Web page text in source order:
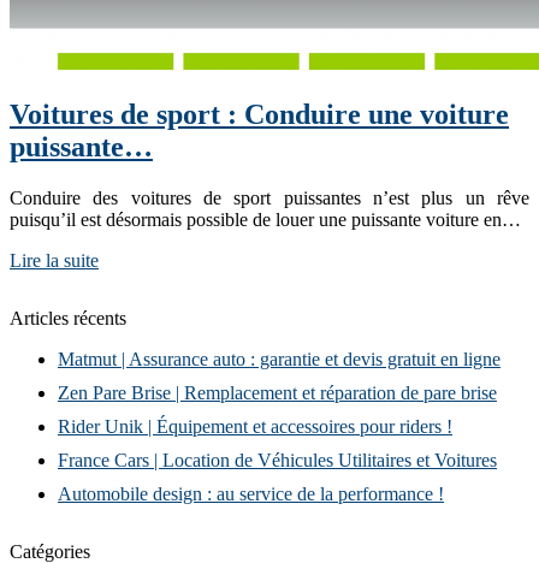
Voitures de sport : Conduire une voiture
puissante…
Conduire des voitures de sport puissantes n’est plus un rêve
puisqu’il est désormais possible de louer une puissante voiture en…
Lire la suite
Articles récents
Matmut | Assurance auto : garantie et devis gratuit en ligne
Zen Pare Brise | Remplacement et réparation de pare brise
Rider Unik | Équipement et accessoires pour riders !
France Cars | Location de Véhicules Utilitaires et Voitures
Automobile design : au service de la performance !
Catégories